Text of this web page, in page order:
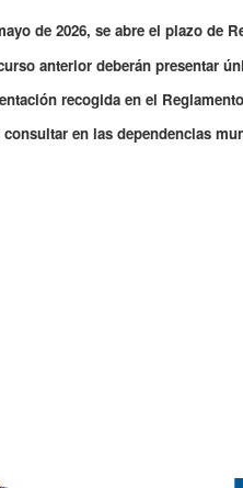
de 2026, se abre el plazo de
anterior deberán presentar
recogida en el
en las dependencias